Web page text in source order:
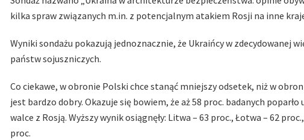
kilka spraw związanych m.in. z potencjalnym atakiem Rosji na inne
Wyniki sondażu pokazują jednoznacznie, że Ukraińcy w zdecydowanej
państw sojuszniczych.
Co ciekawe, w obronie Polski chce stanąć mniejszy odsetek, niż w
jest bardzo dobry. Okazuje się bowiem, że aż 58 proc. badanych
walce z Rosją. Wyższy wynik osiągnęły: Litwa – 63 proc., Łotwa – 62
proc.